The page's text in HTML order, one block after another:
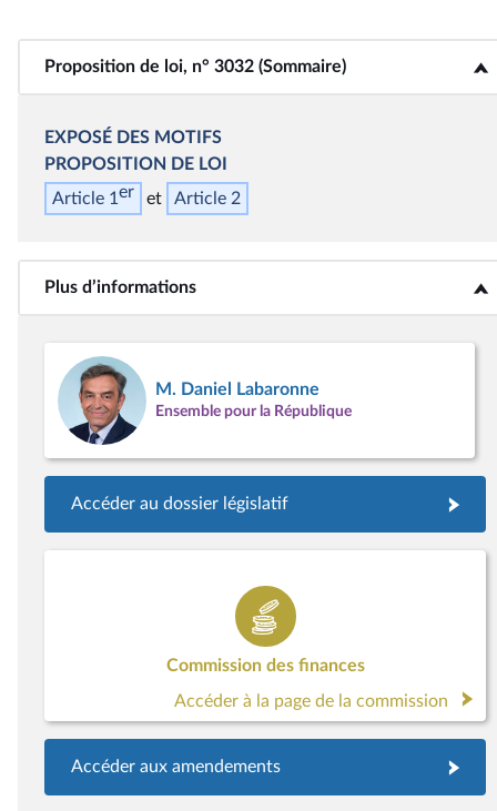
Proposition de loi, n° 3032 (Sommaire)
<b>Proposition de loi, n° 3032 (Sommaire)</b>
EXPOSÉ DES MOTIFS
PROPOSITION DE LOI
Article 1er Article 2
Plus d’informations<b>Plus d’informations</b>
M. Daniel Labaronne
Ensemble pour la République
Accéder au dossier législatif
Commission des finances
Accéder à la page de la commission
Accéder aux amendements